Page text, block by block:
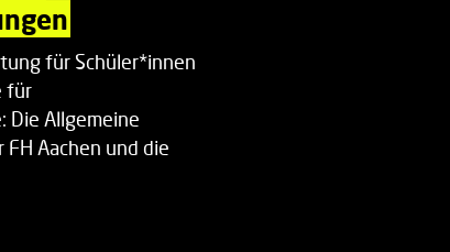
für Schüler*innen
für
Die Allgemeine
Aachen und die